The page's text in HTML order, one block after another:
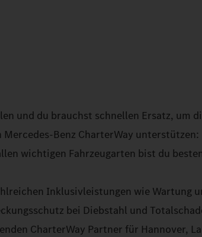
und du brauchst schnellen Ersatz, um
Benz CharterWay unterstützen:
wichtigen Fahrzeugarten bist du
Inklusivleistungen wie Wartung
bei Diebstahl und
CharterWay Partner für Hannover,